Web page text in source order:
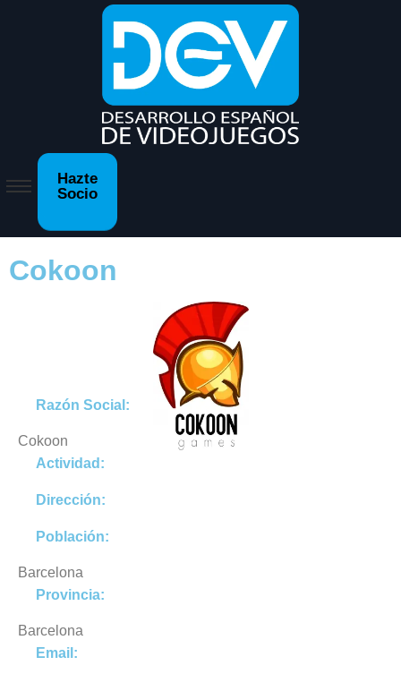
Hazte
Socio
Cokoon
Razón Social:
Cokoon
Actividad:
Dirección:
Población:
Barcelona
Provincia:
Barcelona
Email: